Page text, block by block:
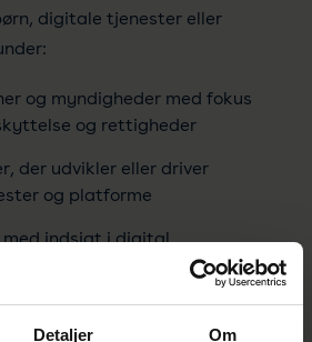
Detaljer Om
digitale tjenester eller
og myndigheder med fokus
og rettigheder
der udvikler eller driver
og platforme
med indsigt i digital
eller regulering
for området